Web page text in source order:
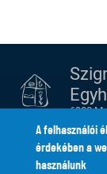
6900
tel.:+36
e-mail:
A felhasználói
érdekében a
használunk